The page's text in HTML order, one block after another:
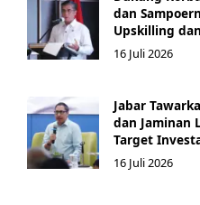
dan
Upskilling
16 Juli 2026
Jabar
dan Jaminan
Target
16 Juli 2026